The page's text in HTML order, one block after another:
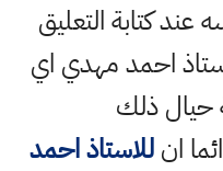
كتابة التعليق
احمد مهدي اي
حيال ذلك
انللاستاذ احمد